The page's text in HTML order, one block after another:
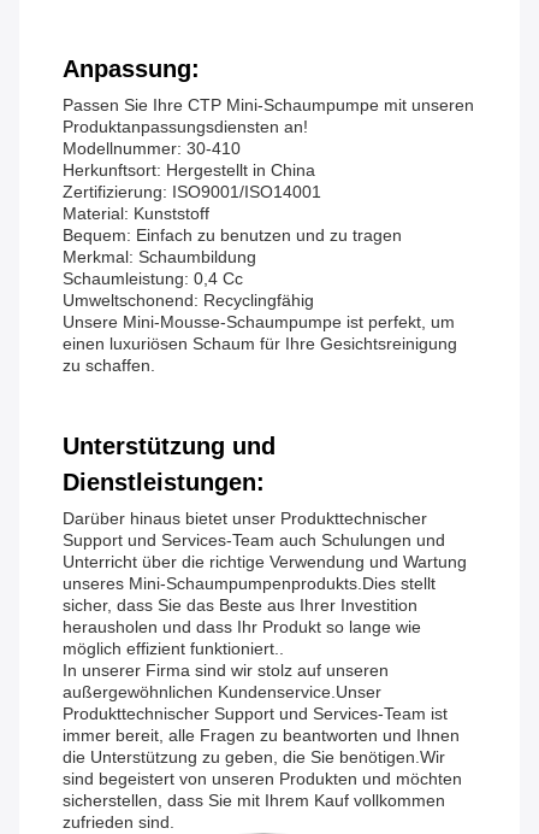
Anpassung:
Passen Sie Ihre CTP Mini-Schaumpumpe mit unseren
Produktanpassungsdiensten an!
Modellnummer: 30-410
Herkunftsort: Hergestellt in China
Zertifizierung: ISO9001/ISO14001
Material: Kunststoff
Bequem: Einfach zu benutzen und zu tragen
Merkmal: Schaumbildung
Schaumleistung: 0,4 Cc
Umweltschonend: Recyclingfähig
Unsere Mini-Mousse-Schaumpumpe ist perfekt, um
einen luxuriösen Schaum für Ihre Gesichtsreinigung
zu schaffen.
Unterstützung und
Dienstleistungen:
Darüber hinaus bietet unser Produkttechnischer
Support und Services-Team auch Schulungen und
Unterricht über die richtige Verwendung und Wartung
unseres Mini-Schaumpumpenprodukts.Dies stellt
sicher, dass Sie das Beste aus Ihrer Investition
herausholen und dass Ihr Produkt so lange wie
möglich effizient funktioniert..
In unserer Firma sind wir stolz auf unseren
außergewöhnlichen Kundenservice.Unser
Produkttechnischer Support und Services-Team ist
immer bereit, alle Fragen zu beantworten und Ihnen
die Unterstützung zu geben, die Sie benötigen.Wir
sind begeistert von unseren Produkten und möchten
sicherstellen, dass Sie mit Ihrem Kauf vollkommen
zufrieden sind.